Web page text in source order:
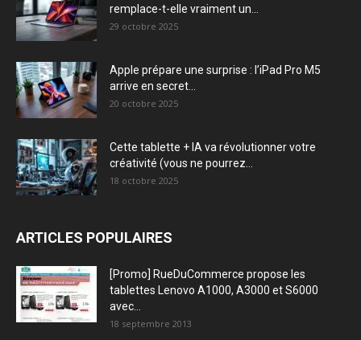
remplace-t-elle vraiment un...
29 octobre 2025
Apple prépare une surprise : l’iPad Pro M5
arrive en secret...
20 octobre 2025
Cette tablette + IA va révolutionner votre
créativité (vous ne pourrez...
18 octobre 2025
ARTICLES POPULAIRES
[Promo] RueDuCommerce propose les
tablettes Lenovo A1000, A3000 et S6000
avec...
18 septembre 2013